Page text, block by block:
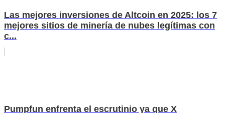
Las mejores inversiones de Altcoin en 2025: los 7
mejores sitios de minería de nubes legítimas con
c...
Pumpfun enfrenta el escrutinio ya que X